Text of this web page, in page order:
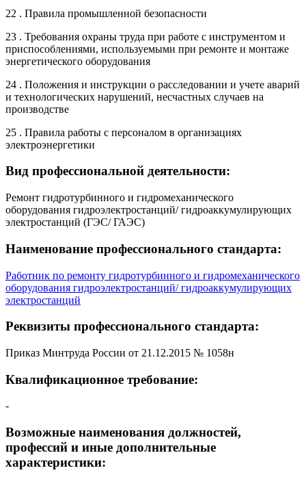
22 . Правила промышленной безопасности
23 . Требования охраны труда при работе с инструментом и
приспособлениями, используемыми при ремонте и монтаже
энергетического оборудования
24 . Положения и инструкции о расследовании и учете аварий
и технологических нарушений, несчастных случаев на
производстве
25 . Правила работы с персоналом в организациях
электроэнергетики
Вид профессиональной деятельности:
Ремонт гидротурбинного и гидромеханического
оборудования гидроэлектростанций/ гидроаккумулирующих
электростанций (ГЭС/ ГАЭС)
Наименование профессионального стандарта:
Работник по ремонту гидротурбинного и гидромеханического
оборудования гидроэлектростанций/ гидроаккумулирующих
электростанций
Реквизиты профессионального стандарта:
Приказ Минтруда России от 21.12.2015 № 1058н
Квалификационное требование:
-
Возможные наименования должностей,
профессий и иные дополнительные
характеристики: